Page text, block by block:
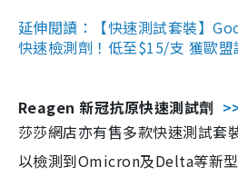
延伸閱讀：【快速測試套裝】
快速檢測劑！低至$15/支 獲歐
Reagen 新冠抗原快速測試劑
莎莎網店亦有售多款快速測試套
以檢測到Omicron及Delta等新